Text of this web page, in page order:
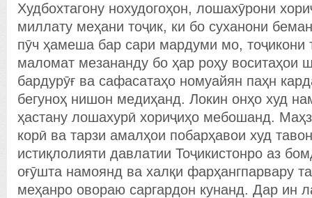
Худбохтагону нохудогоҳон, лошахӯрони
миллату меҳани тоҷик, ки бо суханони
пӯч ҳамеша бар сари мардуми мо, тоҷикони
маломат мезананду бо ҳар роҳу воситаҳои
бардурӯғ ва сафасатаҳо номуайян паҳн
бегуноҳ нишон медиҳанд. Локин онҳо худ
ҳастану лошахурӣ хориҷиҳо мебошанд.
корӣ ва тарзи амалҳои побарҳавои худ
истиқлолияти давлатии Тоҷикистонро аз
оғӯшта намоянд ва халқи фарҳангпарвару
меҳанро овораю саргардон кунанд. Дар ин